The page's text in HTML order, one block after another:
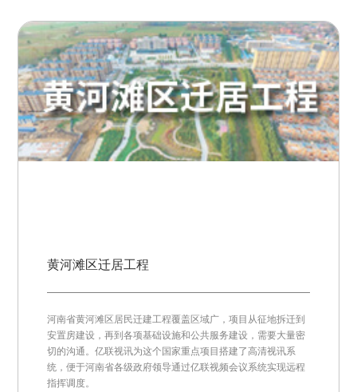
黄河滩区迁居工程
河南省黄河滩区居民迁建工程覆盖区域广，项目从征地拆迁到
安置房建设，再到各项基础设施和公共服务建设，需要大量密
切的沟通。亿联视讯为这个国家重点项目搭建了高清视讯系
统，便于河南省各级政府领导通过亿联视频会议系统实现远程
指挥调度。